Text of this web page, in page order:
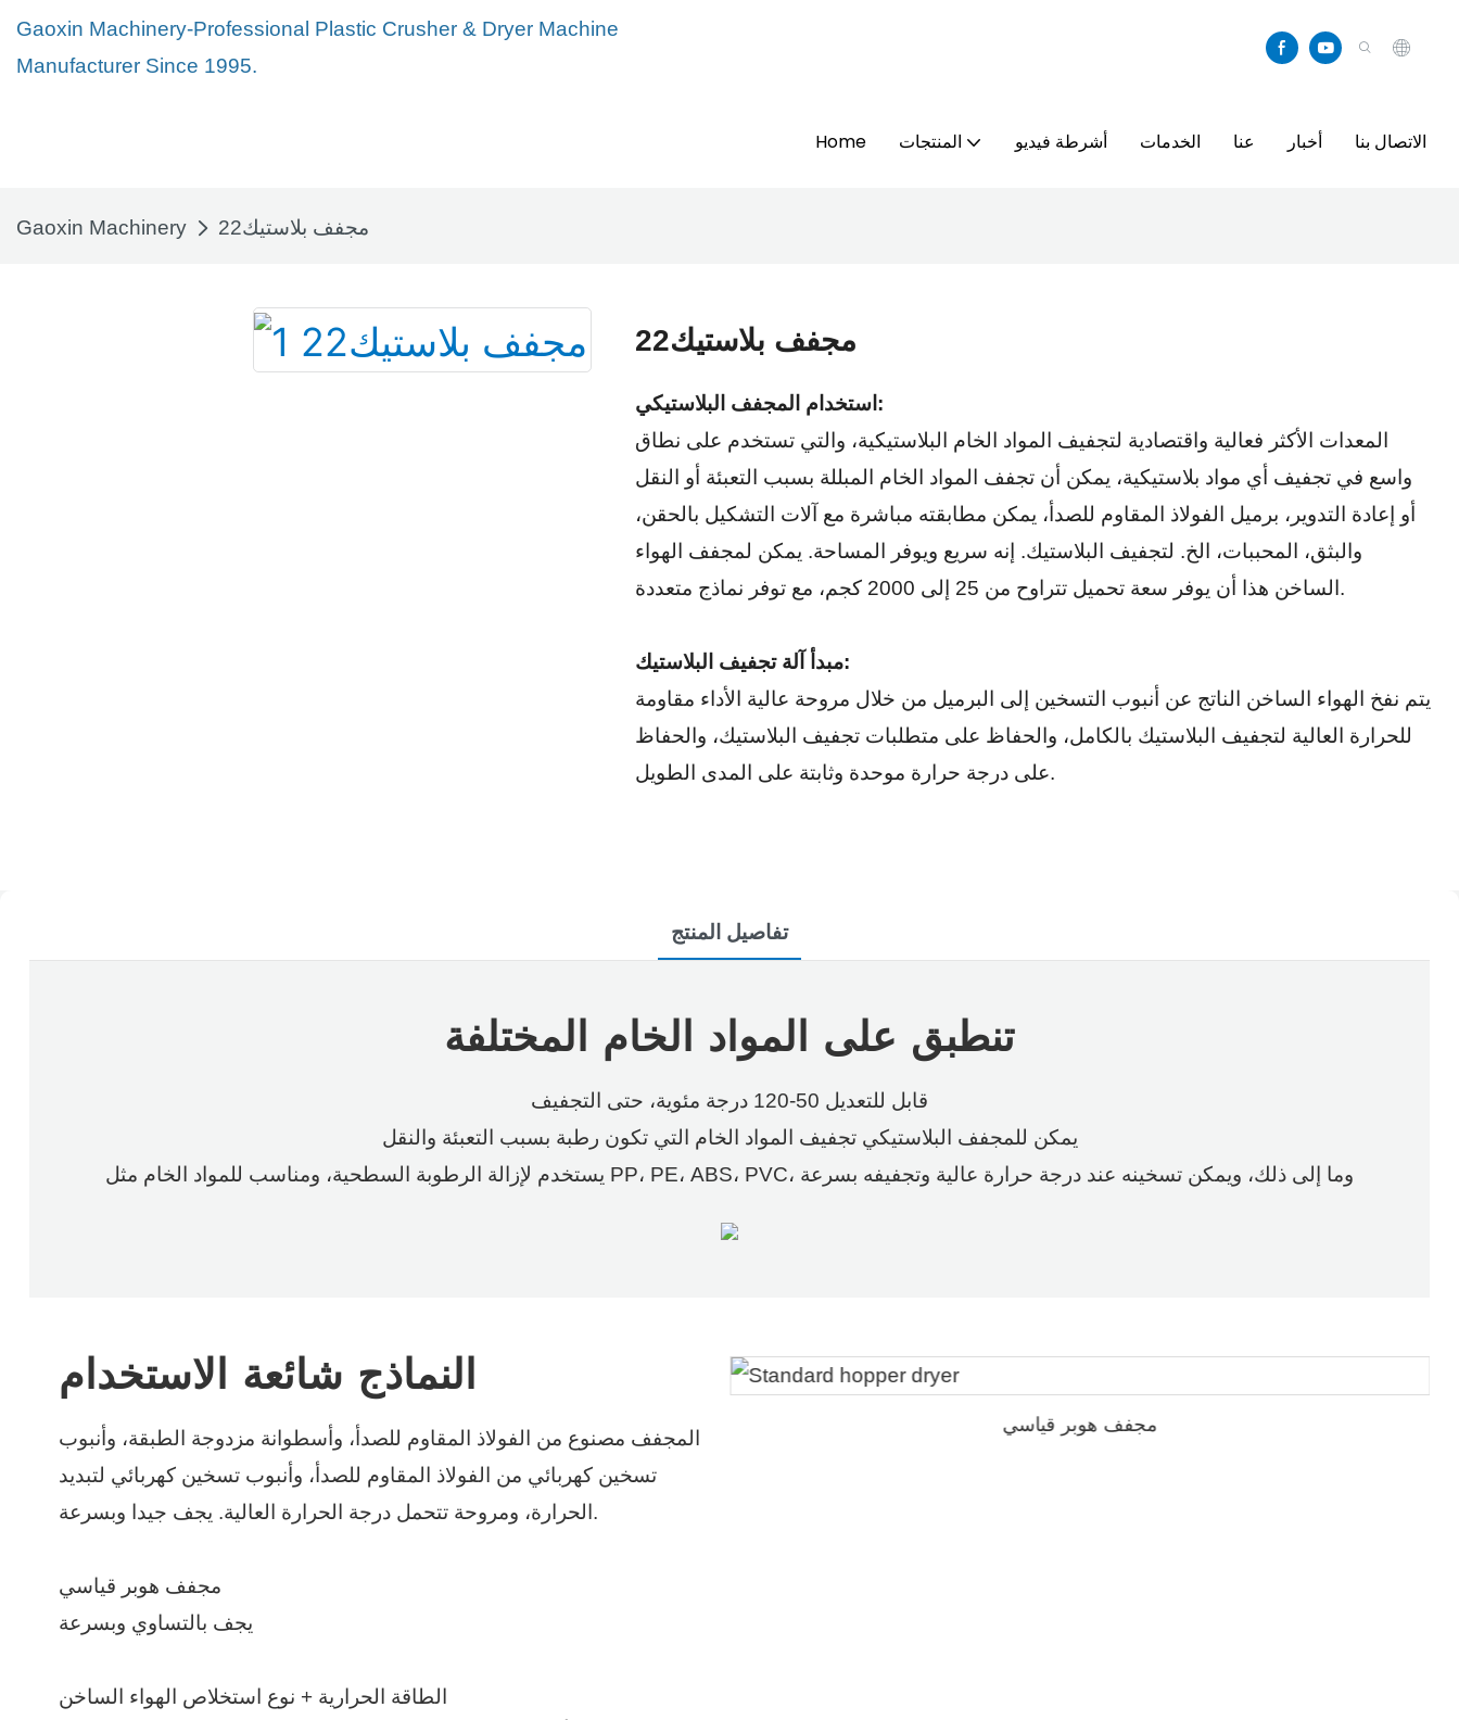
Gaoxin Machinery-Professional Plastic Crusher & Dryer Machine
Manufacturer Since 1995.
Home المنتجات أشرطة فيديو الخدمات عنا أخبار الاتصال بنا
Gaoxin Machinery مجفف بلاستيك22
مجفف بلاستيك22
استخدام المجفف البلاستيكي:
المعدات الأكثر فعالية واقتصادية لتجفيف المواد الخام البلاستيكية، والتي تستخدم على نطاق
واسع في تجفيف أي مواد بلاستيكية، يمكن أن تجفف المواد الخام المبللة بسبب التعبئة أو النقل
أو إعادة التدوير، برميل الفولاذ المقاوم للصدأ، يمكن مطابقته مباشرة مع آلات التشكيل بالحقن،
والبثق، المحببات، الخ. لتجفيف البلاستيك. إنه سريع ويوفر المساحة. يمكن لمجفف الهواء
الساخن هذا أن يوفر سعة تحميل تتراوح من 25 إلى 2000 كجم، مع توفر نماذج متعددة.
مبدأ آلة تجفيف البلاستيك:
يتم نفخ الهواء الساخن الناتج عن أنبوب التسخين إلى البرميل من خلال مروحة عالية الأداء مقاومة
للحرارة العالية لتجفيف البلاستيك بالكامل، والحفاظ على متطلبات تجفيف البلاستيك، والحفاظ
على درجة حرارة موحدة وثابتة على المدى الطويل.
تفاصيل المنتج
تنطبق على المواد الخام المختلفة
قابل للتعديل 50-120 درجة مئوية، حتى التجفيف
يمكن للمجفف البلاستيكي تجفيف المواد الخام التي تكون رطبة بسبب التعبئة والنقل
يستخدم لإزالة الرطوبة السطحية، ومناسب للمواد الخام مثل PP، PE، ABS، PVC، وما إلى ذلك، ويمكن تسخينه عند درجة حرارة عالية وتجفيفه بسرعة
النماذج شائعة الاستخدام
المجفف مصنوع من الفولاذ المقاوم للصدأ، وأسطوانة مزدوجة الطبقة، وأنبوب
تسخين كهربائي من الفولاذ المقاوم للصدأ، وأنبوب تسخين كهربائي لتبديد
الحرارة، ومروحة تتحمل درجة الحرارة العالية. يجف جيدا وبسرعة.
مجفف هوبر قياسي
يجف بالتساوي وبسرعة
الطاقة الحرارية + نوع استخلاص الهواء الساخن
الطاقة الحرارية + نوع استخلاص الهواء الساخن مجفف هوبر قياسي